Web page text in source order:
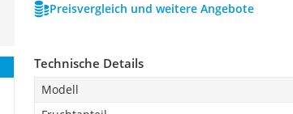
Preisvergleich und weitere Angebote
Technische Details
Modell